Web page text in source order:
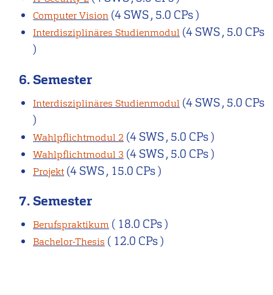
Computer Vision (4 SWS , 5.0 CPs )
Interdisziplinäres Studienmodul (4 SWS , 5.0 CPs
)
6. Semester
Interdisziplinäres Studienmodul (4 SWS , 5.0 CPs
)
Wahlpflichtmodul 2 (4 SWS , 5.0 CPs )
Wahlpflichtmodul 3 (4 SWS , 5.0 CPs )
Projekt (4 SWS , 15.0 CPs )
7. Semester
Berufspraktikum ( 18.0 CPs )
Bachelor-Thesis ( 12.0 CPs )